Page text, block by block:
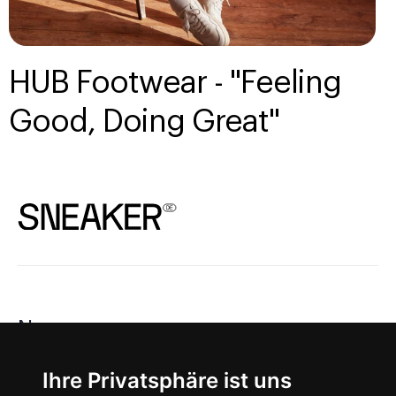
Ihre Privatsphäre ist uns
HUB Footwear - "Feeling
Good, Doing Great"
News
About